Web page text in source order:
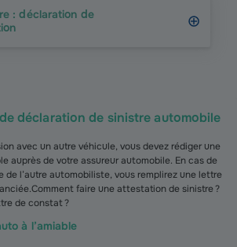
: déclaration de
déclaration de sinistre automobile
avec un autre véhicule, vous devez rédiger une
auprès de votre assureur automobile. En cas de
de l’autre automobiliste, vous remplirez une lettre
faire une attestation de sinistre ?
de constat ?
à l’amiable